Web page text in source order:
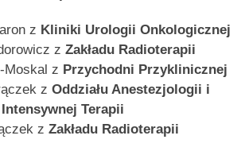
z Kliniki Urologii Onkologicznej
z Zakładu Radioterapii
Moskal z Przychodni Przyklinicznej
z Oddziału Anestezjologii i
Intensywnej Terapii
z Zakładu Radioterapii